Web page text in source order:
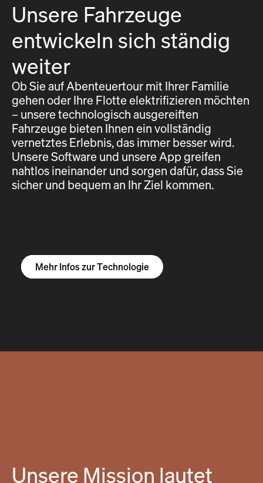
Unsere Fahrzeuge
entwickeln sich ständig
weiter
Ob Sie auf Abenteuertour mit Ihrer Familie
gehen oder Ihre Flotte elektrifizieren möchten
– unsere technologisch ausgereiften
Fahrzeuge bieten Ihnen ein vollständig
vernetztes Erlebnis, das immer besser wird.
Unsere Software und unsere App greifen
nahtlos ineinander und sorgen dafür, dass Sie
sicher und bequem an Ihr Ziel kommen.
Mehr Infos zum R1S
Mehr Infos zum R1T
Mehr Infos zu Vans
Mehr Infos zur Technologie
Unsere Mission lautet